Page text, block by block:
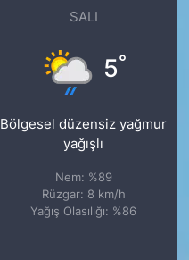
SALI
5°
Bölgesel düzensiz yağmur
yağışlı
Nem: %89
Rüzgar: 8 km/h
Yağış Olasılığı: %86